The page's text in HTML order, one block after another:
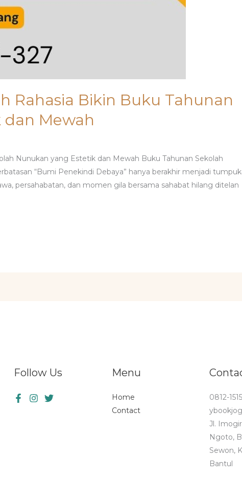
Rahasia Bikin Buku Tahunan
Mewah
Nunukan yang Estetik dan Mewah Buku Tahunan Sekolah
“Bumi Penekindi Debaya” hanya berakhir menjadi
persahabatan, dan momen gila bersama sahabat hilang ditelan
Follow Us Menu
Home
Contact
0812-
Jl.
Ngoto,
Sewon,
Bantul